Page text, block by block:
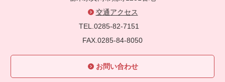
交通アクセス
TEL.0285-82-7151
FAX.0285-84-8050
お問い合わせ